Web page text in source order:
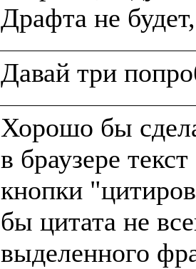
Хорошо бы
в браузере
кнопки
бы цитата не